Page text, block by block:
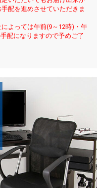
配を進めさせていただきま
よっては午前(9～12時)・午
配になりますので予めご了